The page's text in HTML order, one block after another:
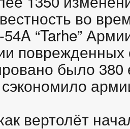
во
54A “Tarhe”
было
сэкономило
вертолёт